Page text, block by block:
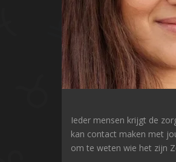
Ieder mensen krijgt de
kan contact maken met
om te weten wie het zijn